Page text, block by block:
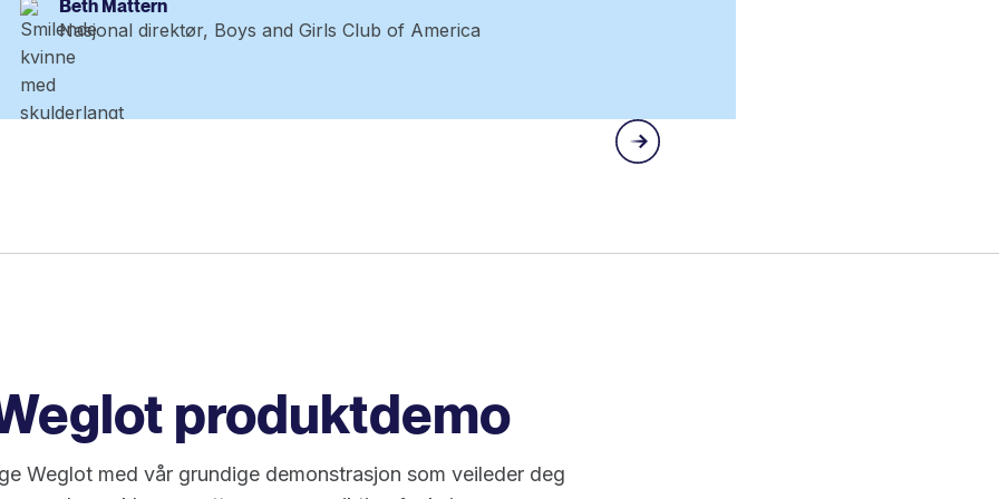
Beth Mattern
Nasjonal direktør, Boys and Girls Club of America
produktdemo
Weglot med vår grundige demonstrasjon som veileder deg